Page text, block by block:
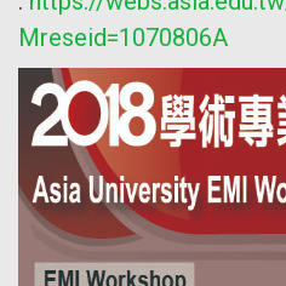
Mreseid=1070806A